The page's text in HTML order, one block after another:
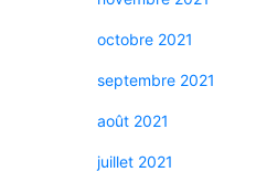
octobre 2021
septembre 2021
août 2021
juillet 2021